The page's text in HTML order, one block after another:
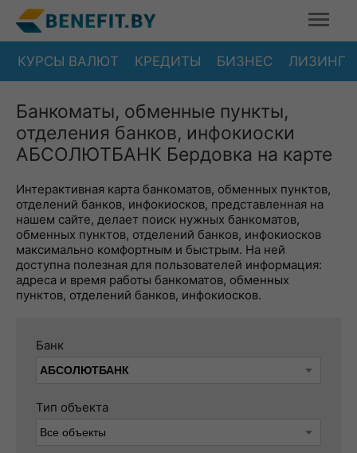
КУРСЫ ВАЛЮТ КРЕДИТЫ БИЗНЕС ЛИЗИНГ
Банкоматы, обменные пункты,
отделения банков, инфокиоски
АБСОЛЮТБАНК Бердовка на карте
Интерактивная карта банкоматов, обменных пунктов,
отделений банков, инфокиосков, представленная на
нашем сайте, делает поиск нужных банкоматов,
обменных пунктов, отделений банков, инфокиосков
максимально комфортным и быстрым. На ней
доступна полезная для пользователей информация:
адреса и время работы банкоматов, обменных
пунктов, отделений банков, инфокиосков.
Банк
Тип объекта